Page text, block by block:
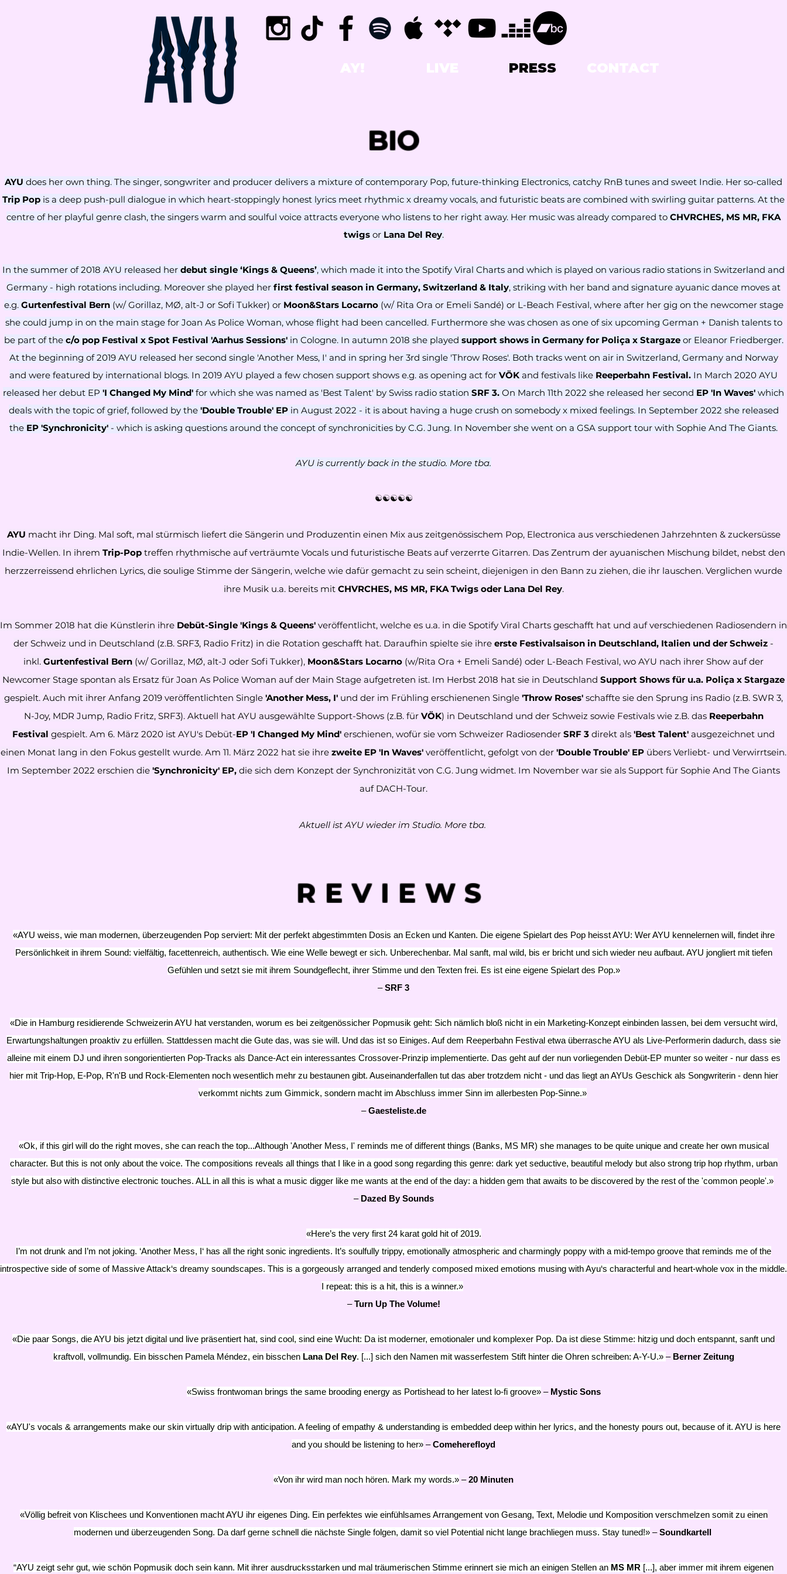
AY! LIVE PRESS CONTACT
BIO
AYU does her own thing. The singer, songwriter and producer delivers a mixture of contemporary Pop, future-thinking Electronics, catchy RnB tunes and sweet Indie. Her so-called
Trip Pop is a deep push-pull dialogue in which heart-stoppingly honest lyrics meet rhythmic x dreamy vocals, and futuristic beats are combined with swirling guitar patterns. At the
centre of her playful genre clash, the singers warm and soulful voice attracts everyone who listens to her right away. Her music was already compared to CHVRCHES, MS MR, FKA
twigs or Lana Del Rey.
In the summer of 2018 AYU released her debut single ‘Kings & Queens’, which made it into the Spotify Viral Charts and which is played on various radio stations in Switzerland and
Germany - high rotations including. Moreover she played her first festival season in Germany, Switzerland & Italy, striking with her band and signature ayuanic dance moves at
e.g. Gurtenfestival Bern(w/ Gorillaz, MØ, alt-J or Sofi Tukker) orMoon&Stars Locarno(w/ Rita Ora or Emeli Sandé) or L-Beach Festival, where after her gig on the newcomer stage
she could jump in on the main stage for Joan As Police Woman, whose flight had been cancelled. Furthermore she was chosen as one of six upcoming German + Danish talents to
be part of the c/o pop Festival x Spot Festival 'Aarhus Sessions'in Cologne. In autumn 2018 she played support shows in Germany for Poliça x Stargazeor Eleanor Friedberger.
At the beginning of 2019 AYU released her second single 'Another Mess, I' and in spring her 3rd single 'Throw Roses'. Both tracks went on air in Switzerland, Germany and Norway
and were featured by international blogs. In 2019 AYU played a few chosen support shows e.g. as opening act for VÖK and festivals like Reeperbahn Festival. In March 2020 AYU
released her debut EP 'I Changed My Mind' for which she was named as 'Best Talent' by Swiss radio station SRF 3. On March 11th 2022 she released her second EP 'In Waves' which
deals with the topic of grief, followed by the 'Double Trouble' EP in August 2022 - it is about having a huge crush on somebody x mixed feelings. In September 2022 she released
the EP 'Synchronicity' - which is asking questions around the concept of synchronicities by C.G. Jung. In November she went on a GSA support tour with Sophie And The Giants.
AYU is currently back in the studio. More tba.
☯☯☯☯☯
AYU macht ihr Ding. Mal soft, mal stürmisch liefert die Sängerin und Produzentin einen Mix aus zeitgenössischem Pop, Electronica aus verschiedenen Jahrzehnten & zuckersüsse
Indie-Wellen. In ihrem Trip-Poptreffen rhythmische auf verträumte Vocals und futuristische Beats auf verzerrte Gitarren. Das Zentrum der ayuanischen Mischung bildet, nebst den
herzzerreissend ehrlichen Lyrics, die soulige Stimme der Sängerin, welche wie dafür gemacht zu sein scheint, diejenigen in den Bann zu ziehen, die ihr lauschen. Verglichen wurde
ihre Musik u.a. bereits mit CHVRCHES, MS MR, FKA Twigs oder Lana Del Rey.
Im Sommer 2018 hat die Künstlerin ihre Debüt-Single 'Kings & Queens' veröffentlicht, welche es u.a. in die Spotify Viral Charts geschafft hat und auf verschiedenen Radiosendern in
der Schweiz und in Deutschland (z.B. SRF3, Radio Fritz) in die Rotation geschafft hat. Daraufhin spielte sie ihre erste Festivalsaison in Deutschland, Italien und der Schweiz -
inkl. Gurtenfestival Bern (w/ Gorillaz, MØ, alt-J oder Sofi Tukker), Moon&Stars Locarno (w/Rita Ora + Emeli Sandé) oder L-Beach Festival, wo AYU nach ihrer Show auf der
Newcomer Stage spontan als Ersatz für Joan As Police Woman auf der Main Stage aufgetreten ist. Im Herbst 2018 hat sie in Deutschland Support Shows für u.a. Poliça x Stargaze
gespielt. Auch mit ihrer Anfang 2019 veröffentlichten Single 'Another Mess, I' und der im Frühling erschienenen Single 'Throw Roses' schaffte sie den Sprung ins Radio (z.B. SWR 3,
N-Joy, MDR Jump, Radio Fritz, SRF3). Aktuell hat AYU ausgewählte Support-Shows (z.B. für VÖK) in Deutschland und der Schweiz sowie Festivals wie z.B. das Reeperbahn
Festival gespielt. Am 6. März 2020 ist AYU's Debüt-EP 'I Changed My Mind' erschienen, wofür sie vom Schweizer Radiosender SRF 3 direkt als 'Best Talent' ausgezeichnet und
einen Monat lang in den Fokus gestellt wurde. Am 11. März 2022 hat sie ihre zweite EP 'In Waves' veröffentlicht, gefolgt von der 'Double Trouble' EP übers Verliebt- und Verwirrtsein.
Im September 2022 erschien die 'Synchronicity' EP, die sich dem Konzept der Synchronizität von C.G. Jung widmet. Im November war sie als Support für Sophie And The Giants
auf DACH-Tour.
Aktuell ist AYU wieder im Studio. More tba.
REVIEWS
«AYU weiss, wie man modernen, überzeugenden Pop serviert: Mit der perfekt abgestimmten Dosis an Ecken und Kanten. Die eigene Spielart des Pop heisst AYU: Wer AYU kennelernen will, findet ihre
Persönlichkeit in ihrem Sound: vielfältig, facettenreich, authentisch. Wie eine Welle bewegt er sich. Unberechenbar. Mal sanft, mal wild, bis er bricht und sich wieder neu aufbaut. AYU jongliert mit tiefen
Gefühlen und setzt sie mit ihrem Soundgeflecht, ihrer Stimme und den Texten frei. Es ist eine eigene Spielart des Pop.»
–SRF 3
«Die in Hamburg residierende Schweizerin AYU hat verstanden, worum es bei zeitgenössicher Popmusik geht: Sich nämlich bloß nicht in ein Marketing-Konzept einbinden lassen, bei dem versucht wird,
Erwartungshaltungen proaktiv zu erfüllen. Stattdessen macht die Gute das, was sie will. Und das ist so Einiges. Auf dem Reeperbahn Festival etwa überrasche AYU als Live-Performerin dadurch, dass sie
alleine mit einem DJ und ihren songorientierten Pop-Tracks als Dance-Act ein interessantes Crossover-Prinzip implementierte. Das geht auf der nun vorliegenden Debüt-EP munter so weiter - nur dass es
hier mit Trip-Hop, E-Pop, R'n'B und Rock-Elementen noch wesentlich mehr zu bestaunen gibt. Auseinanderfallen tut das aber trotzdem nicht - und das liegt an AYUs Geschick als Songwriterin - denn hier
verkommt nichts zum Gimmick, sondern macht im Abschluss immer Sinn im allerbesten Pop-Sinne.»
–Gaesteliste.de
​«Ok, if this girl will do the right moves, she can reach the top...Although 'Another Mess, I' reminds me of different things (Banks, MS MR) she manages to be quite unique and create her own musical
character. But this is not only about the voice. The compositions reveals all things that I like in a good song regarding this genre: dark yet seductive, beautiful melody but also strong trip hop rhythm, urban
style but also with distinctive electronic touches. ALL in all this is what a music digger like me wants at the end of the day: a hidden gem that awaits to be discovered by the rest of the 'common people'.»
– Dazed By Sounds
«Here’s the very first 24 karat gold hit of 2019.
I’m not drunk and I’m not joking. ‘Another Mess, I‘ has all the right sonic ingredients. It’s soulfully trippy, emotionally atmospheric and charmingly poppy with a mid-tempo groove that reminds me of the
introspective side of some of Massive Attack‘s dreamy soundscapes. This is a gorgeously arranged and tenderly composed mixed emotions musing with Ayu‘s characterful and heart-whole vox in the middle.
I repeat: this is a hit, this is a winner.»
–Turn Up The Volume!
«Die paar Songs, die AYU bis jetzt digital und live präsentiert hat, sind cool, sind eine Wucht: Da ist moderner, emotionaler und komplexer Pop. Da ist diese Stimme: hitzig und doch entspannt, sanft und
kraftvoll, vollmundig. Ein bisschen Pamela Méndez, ein bisschen Lana Del Rey. [...] sich den Namen mit wasserfestem Stift hinter die Ohren schreiben: A-Y-U.» – Berner Zeitung
«Swiss frontwoman brings the same brooding energy as Portishead to her latest lo-fi groove»– Mystic Sons
«AYU's vocals & arrangements make our skin virtually drip with anticipation. A feeling of empathy & understanding is embedded deep within her lyrics, and the honesty pours out, because of it. AYU is here
and you should be listening to her» –Comeherefloyd
«Von ihr wird man noch hören. Mark my words.» –20 Minuten
«Völlig befreit von Klischees und Konventionen macht AYU ihr eigenes Ding. Ein perfektes wie einfühlsames Arrangement von Gesang, Text, Melodie und Komposition verschmelzen somit zu einen
modernen und überzeugenden Song. Da darf gerne schnell die nächste Single folgen, damit so viel Potential nicht lange brachliegen muss. Stay tuned!»–Soundkartell
“AYU zeigt sehr gut, wie schön Popmusik doch sein kann. Mit ihrer ausdrucksstarken und mal träumerischen Stimme erinnert sie mich an einigen Stellen an MS MR [...], aber immer mit ihrem eigenen